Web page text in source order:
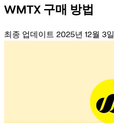
WMTX 구매 방법
최종 업데이트 2025년 12월 3일